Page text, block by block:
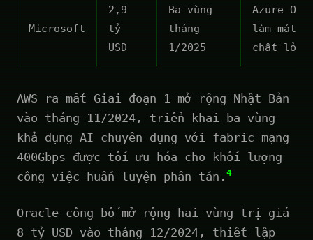
Microsoft
2,9
tỷ
USD
Ba vùng
tháng
1/2025
Azure
làm mát
chất lỏng
AWS ra mắt Giai đoạn 1 mở rộng Nhật Bản
vào tháng 11/2024, triển khai ba vùng
khả dụng AI chuyên dụng với fabric mạng
400Gbps được tối ưu hóa cho khối lượng
công việc huấn luyện phân tán. 4
Oracle công bố mở rộng hai vùng trị giá
8 tỷ USD vào tháng 12/2024, thiết lập